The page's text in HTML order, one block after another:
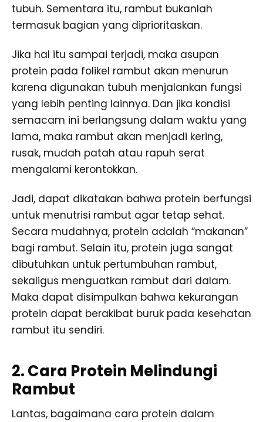
tubuh. Sementara itu, rambut bukanlah
termasuk bagian yang diprioritaskan.
Jika hal itu sampai terjadi, maka asupan
protein pada folikel rambut akan menurun
karena digunakan tubuh menjalankan fungsi
yang lebih penting lainnya. Dan jika kondisi
semacam ini berlangsung dalam waktu yang
lama, maka rambut akan menjadi kering,
rusak, mudah patah atau rapuh serat
mengalami kerontokkan.
Jadi, dapat dikatakan bahwa protein berfungsi
untuk menutrisi rambut agar tetap sehat.
Secara mudahnya, protein adalah “makanan”
bagi rambut. Selain itu, protein juga sangat
dibutuhkan untuk pertumbuhan rambut,
sekaligus menguatkan rambut dari dalam.
Maka dapat disimpulkan bahwa kekurangan
protein dapat berakibat buruk pada kesehatan
rambut itu sendiri.
2. Cara Protein Melindungi
Rambut
Lantas, bagaimana cara protein dalam